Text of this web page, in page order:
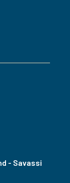
- Savassi